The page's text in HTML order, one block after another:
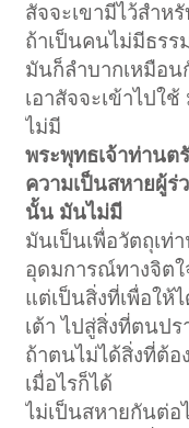
สัจจะเขามีไว้สำห
ถ้าเป็นคนไม่มีธรร
มันก็ลำบากเหมือน
เอาสัจจะเข้าไปใ
ไม่มี
พระพุทธเจ้าท่านต
ความเป็นสหายผู้
นั้น มันไม่มี
มันเป็นเพื่อวัตถุเท่
อุดมการณ์ทางจิตใ
แต่เป็นสิ่งที่เพื่อให้
เต้า ไปสู่สิ่งที่ตนปร
ถ้าตนไม่ได้สิ่งที่ต้อ
เมื่อไรก็ได้
ไม่เป็นสหายกันต่